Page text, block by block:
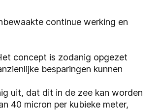
continue werking en
concept is zodanig opgezet
besparingen kunnen
uit, dat dit in de zee kan worden
40 micron per kubieke meter,